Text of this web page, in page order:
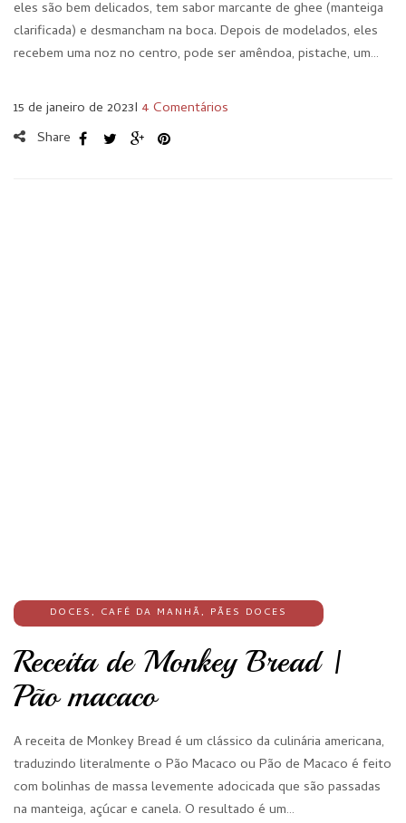
eles são bem delicados, tem sabor marcante de ghee (manteiga
clarificada) e desmancham na boca. Depois de modelados, eles
recebem uma noz no centro, pode ser amêndoa, pistache, um…
15 de janeiro de 2023I 4 Comentários
Share
DOCES, CAFÉ DA MANHÃ, PÃES DOCES
Receita de Monkey Bread |
Pão macaco
A receita de Monkey Bread é um clássico da culinária americana,
traduzindo literalmente o Pão Macaco ou Pão de Macaco é feito
com bolinhas de massa levemente adocicada que são passadas
na manteiga, açúcar e canela. O resultado é um…